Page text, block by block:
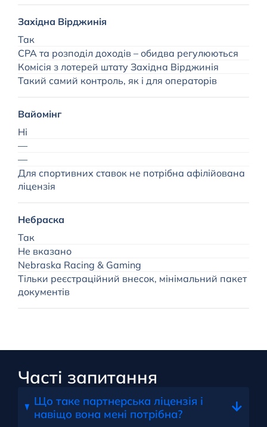
Західна Вірджинія
Так
CPA та розподіл доходів – обидва регулюються
Комісія з лотерей штату Західна Вірджинія
Такий самий контроль, як і для операторів
Вайомінг
Ні
—
—
Для спортивних ставок не потрібна афілійована
ліцензія
Небраска
Так
Не вказано
Nebraska Racing & Gaming
Тільки реєстраційний внесок, мінімальний пакет
документів
Часті запитання
Що таке партнерська ліцензія і
навіщо вона мені потрібна?